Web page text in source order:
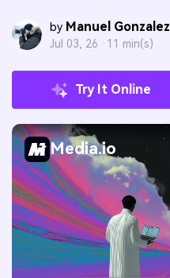
by Manuel Gonzalez
Jul 03, 26 · 11 min(s)
Try It Online
Media.io